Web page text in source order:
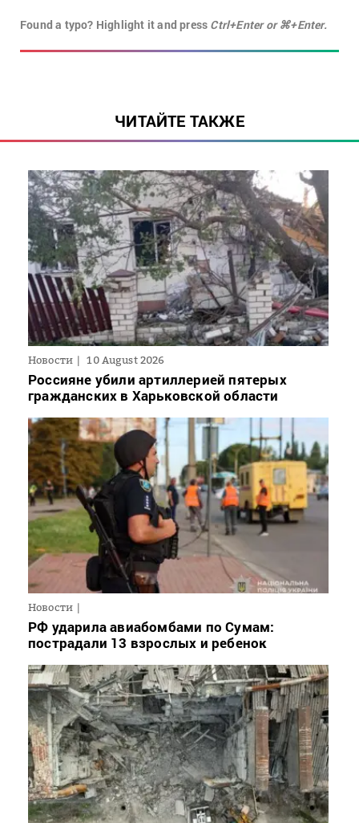
Found a typo? Highlight it and press Ctrl+Enter or ⌘+Enter.
ЧИТАЙТЕ ТАКЖЕ
Новости 10 August 2026
Россияне убили артиллерией пятерых
гражданских в Харьковской области
Новости
РФ ударила авиабомбами по Сумам:
пострадали 13 взрослых и ребенок